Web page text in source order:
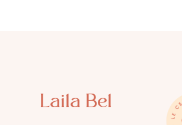
Laila Bel